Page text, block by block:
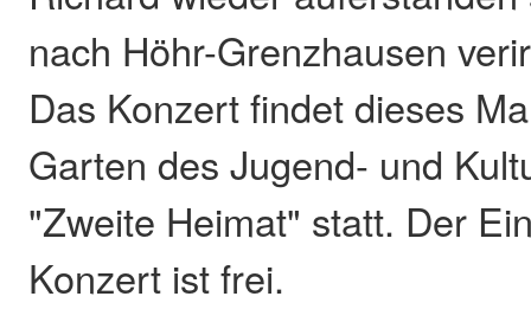
nach Höhr-Grenzhausen
Das Konzert findet dieses
Garten des Jugend- und
"Zweite Heimat" statt. Der
Konzert ist frei.